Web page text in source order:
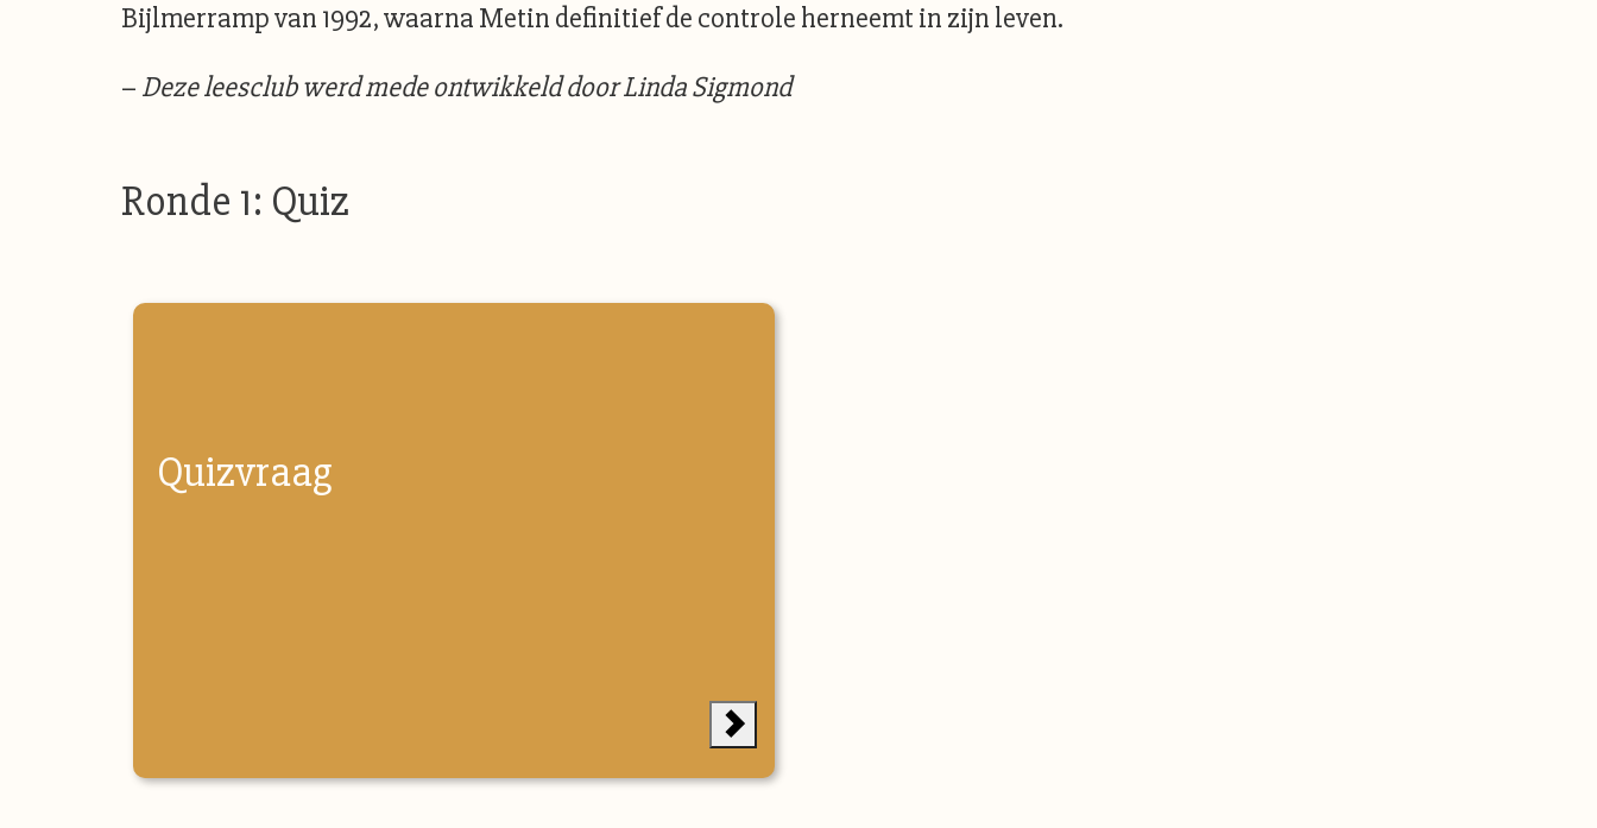
Bijlmerramp van 1992, waarna Metin definitief de controle herneemt in zijn leven.
– Deze leesclub werd mede ontwikkeld door Linda Sigmond
Ronde 1: Quiz
Quizvraag